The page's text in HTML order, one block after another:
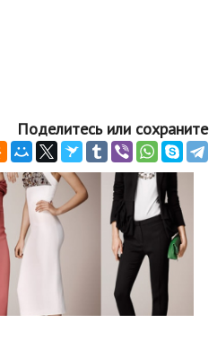
Поделитесь или сохраните